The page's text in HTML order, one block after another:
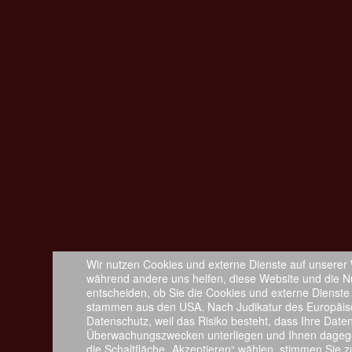
Wir nutzen Cookies und externe Dienste auf
während andere uns helfen, diese Website und die
entscheiden, ob Sie die Cookies und externe
stammen aus den USA. Nach Judikatur des
Datenschutz, weil das Risiko besteht, dass Ihre
Überwachungszwecken unterliegen und Ihnen
die Schaltfläche „Akzeptieren“ wählen, stimmen